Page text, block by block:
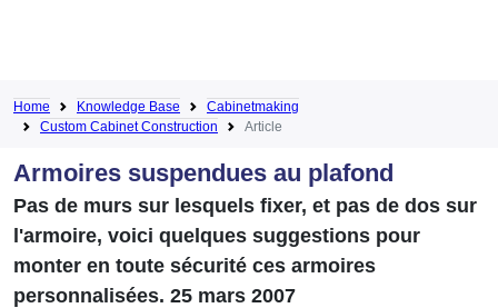
Home Knowledge Base
Cabinetmaking
Custom Cabinet Construction
Article
Armoires suspendues au plafond
Pas de murs sur lesquels fixer, et pas de dos sur
l'armoire, voici quelques suggestions pour
monter en toute sécurité ces armoires
personnalisées. 25 mars 2007